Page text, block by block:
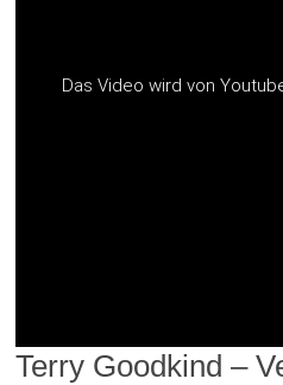
Das Video wird von
Terry Goodkind –